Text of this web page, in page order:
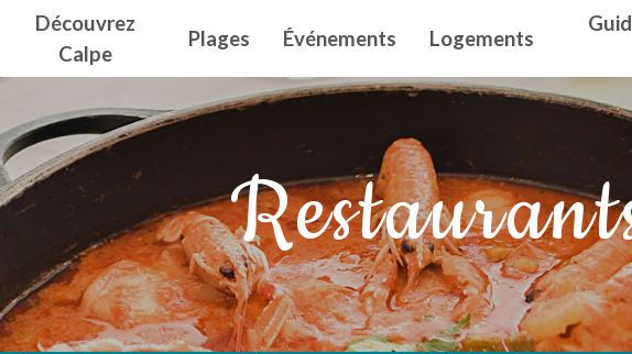
Navegación principal
Découvrez
Calpe
Plages Événements Logements